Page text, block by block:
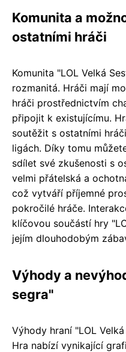
Komunita a
ostatními hráči
Komunita "LOL Velká
rozmanitá. Hráči mají
hráči prostřednictvím
připojit k existujícímu.
soutěžit s ostatními
ligách. Díky tomu
sdílet své zkušenosti s
velmi přátelská a
což vytváří příjemné
pokročilé hráče.
klíčovou součástí hry
jejím dlouhodobým
Výhody a
segra"
Výhody hraní "LOL
Hra nabízí vynikající